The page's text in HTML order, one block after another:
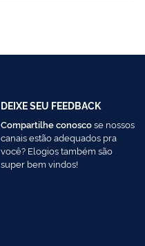
DEIXE SEU FEEDBACK
Compartilhe conoscose nossos
canais estão adequados pra
você? Elogios também são
super bem vindos!